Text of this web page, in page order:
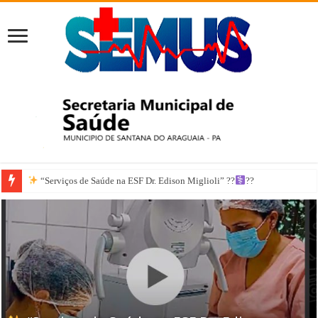
“Serviços de Saúde na ESF Dr. Edison Miglioli” ??‍ ??